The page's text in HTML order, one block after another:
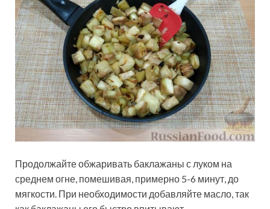
Продолжайте обжаривать баклажаны с луком на
среднем огне, помешивая, примерно 5-6 минут, до
мягкости. При необходимости добавляйте масло, так